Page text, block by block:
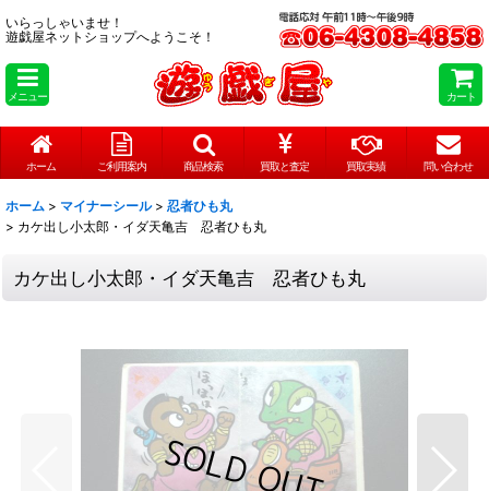
いらっしゃいませ！
遊戯屋ネットショップへようこそ！
メニュー カート
ホーム ご利用案内 商品検索 買取と査定 買取実績 問い合わせ
ホーム > マイナーシール > 忍者ひも丸
> カケ出し小太郎・イダ天亀吉 忍者ひも丸
カケ出し小太郎・イダ天亀吉 忍者ひも丸